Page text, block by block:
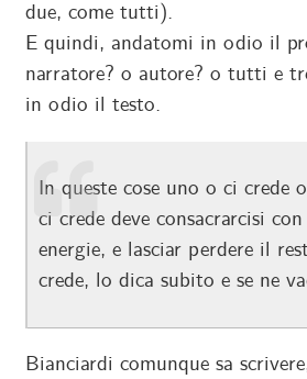
due, come tutti).
E quindi, andatomi in odio il
narratore? o autore? o tutti e
in odio il testo.
In queste cose uno o ci crede
ci crede deve consacrarcisi
energie, e lasciar perdere il
crede, lo dica subito e se ne
Bianciardi comunque sa